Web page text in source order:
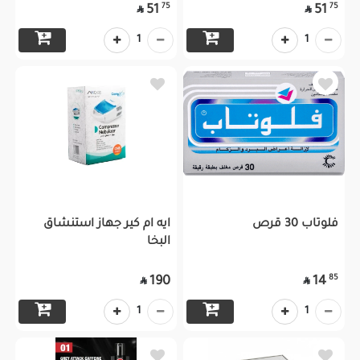
75
51

1
75
51

1
فلوتاب 30 قرص
85
14

1
ايه ام كير جهاز استنشاق
البخا
190

1